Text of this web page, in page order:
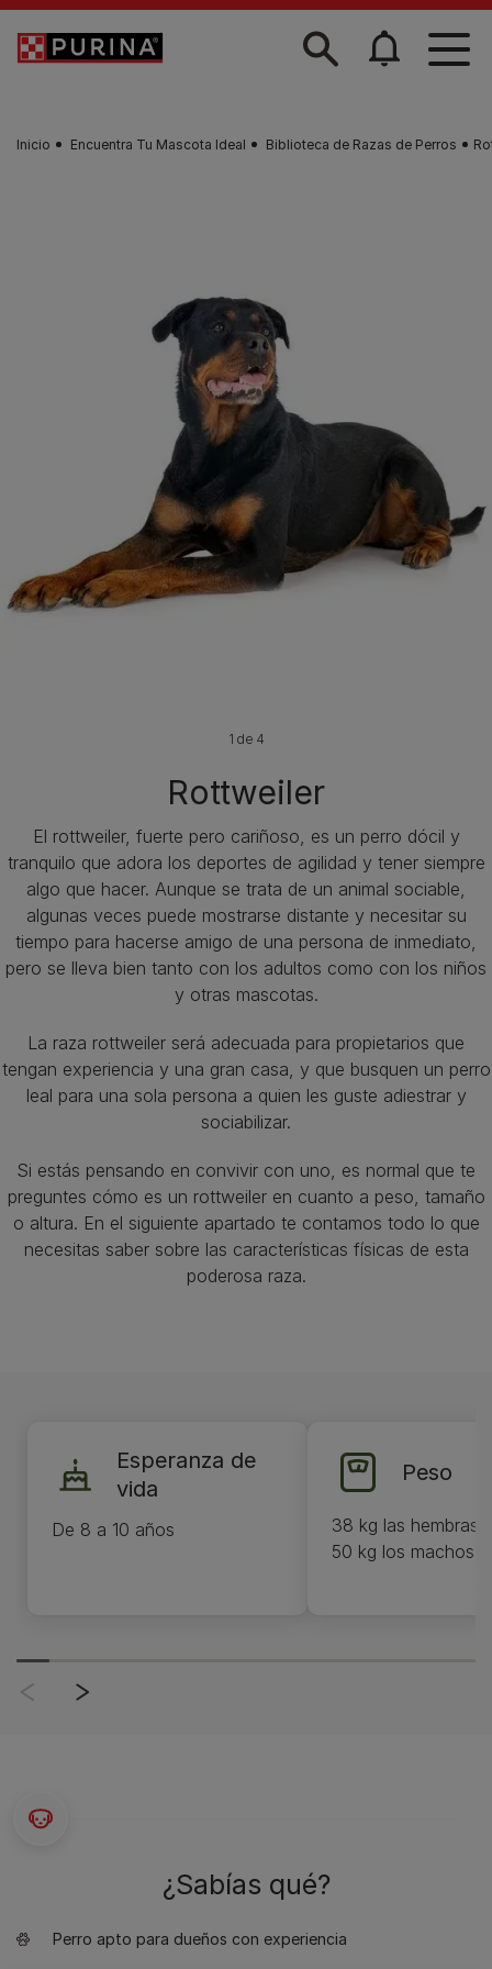
Skip to main content
Inicio Encuentra Tu Mascota Ideal Biblioteca de Razas de Perros
Rottweiler
El rottweiler, fuerte pero cariñoso, es un perro dócil y
tranquilo que adora los deportes de agilidad y tener siempre
algo que hacer. Aunque se trata de un animal sociable,
algunas veces puede mostrarse distante y necesitar su
tiempo para hacerse amigo de una persona de inmediato,
pero se lleva bien tanto con los adultos como con los niños
y otras mascotas.
La raza rottweiler será adecuada para propietarios que
tengan experiencia y una gran casa, y que busquen un perro
leal para una sola persona a quien les guste adiestrar y
sociabilizar.
Si estás pensando en convivir con uno, es normal que te
preguntes cómo es un rottweiler en cuanto a peso, tamaño
o altura. En el siguiente apartado te contamos todo lo que
necesitas saber sobre las características físicas de esta
poderosa raza.
1 de 4
Esperanza de
vida
De 8 a 10 años
Peso
38 kg las hembras
50 kg los machos
¿Sabías qué?
Perro apto para dueños con experiencia